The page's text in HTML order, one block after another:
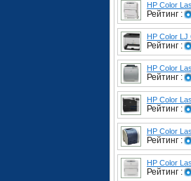
HP Color
Рейтинг :
HP Color LJ
Рейтинг :
HP Color
Рейтинг :
HP Color
Рейтинг :
HP Color
Рейтинг :
HP Color
Рейтинг :